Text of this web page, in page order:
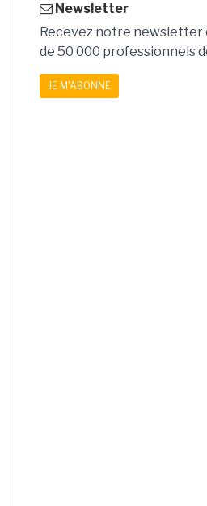
Newsletter
Recevez notre newsletter
de 50 000 professionnels
JE M'ABONNE